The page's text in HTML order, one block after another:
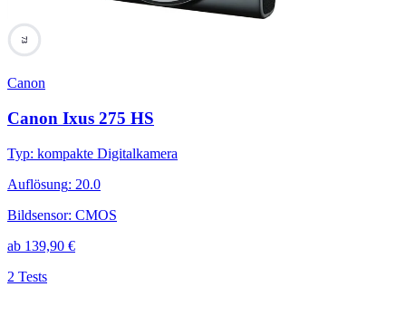
73
Canon
Canon Ixus 275 HS
Typ: kompakte Digitalkamera
Auflösung: 20.0
Bildsensor: CMOS
ab 139,90 €
2 Tests